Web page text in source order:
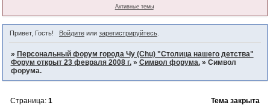
Активные темы
Привет, Гость! Войдитеили зарегистрируйтесь.
» Персональный форум города Чу (Chu) "Столица нашего детства"
Форум открыт 23 февраля 2008 г. » Символ форума. » Символ
форума.
Страница: 1 Тема закрыта